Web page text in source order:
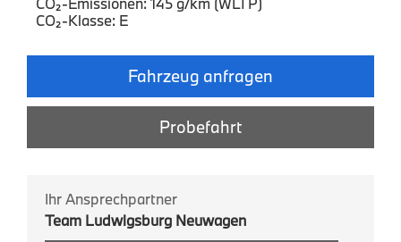
CO₂-Klasse: E
Fahrzeug anfragen
Probefahrt
Ihr Ansprechpartner
Team Ludwigsburg Neuwagen